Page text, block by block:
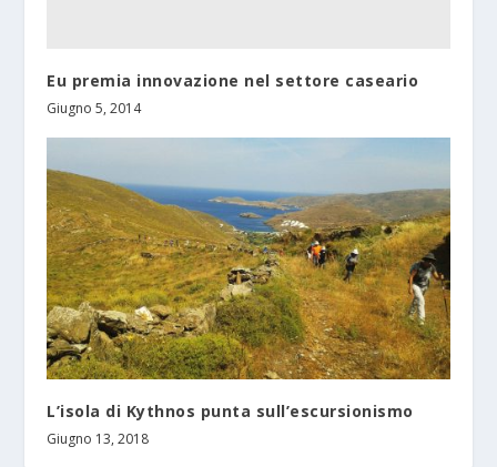
Eu premia innovazione nel settore caseario
Giugno 5, 2014
L’isola di Kythnos punta sull’escursionismo
Giugno 13, 2018